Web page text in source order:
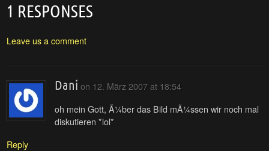
1 RESPONSES
Leave us a comment
Dani on 12. März 2007 at 18:54
oh mein Gott, Ã¼ber das Bild mÃ¼ssen wir noch mal
diskutieren *lol*
Reply